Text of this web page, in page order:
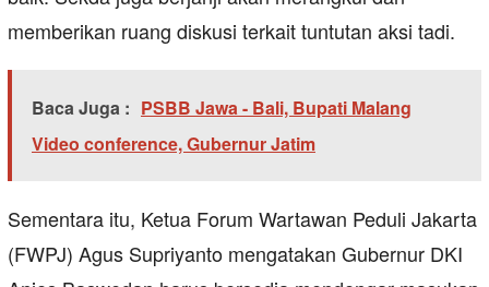
memberikan ruang diskusi terkait tuntutan aksi tadi.
Baca Juga : PSBB Jawa - Bali, Bupati Malang
Video conference, Gubernur Jatim
Sementara itu, Ketua Forum Wartawan Peduli Jakarta
(FWPJ) Agus Supriyanto mengatakan Gubernur DKI